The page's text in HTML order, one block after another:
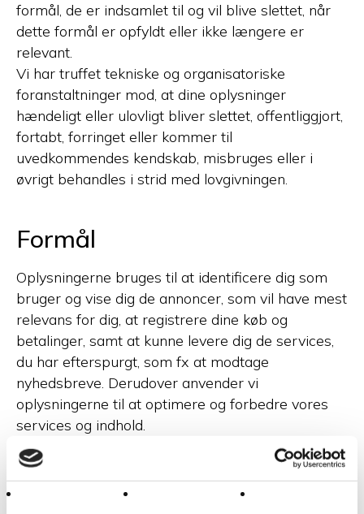
formål, de er indsamlet til og vil blive slettet, når
dette formål er opfyldt eller ikke længere er
relevant.
Vi har truffet tekniske og organisatoriske
foranstaltninger mod, at dine oplysninger
hændeligt eller ulovligt bliver slettet, offentliggjort,
fortabt, forringet eller kommer til
uvedkommendes kendskab, misbruges eller i
øvrigt behandles i strid med lovgivningen.
Formål
Oplysningerne bruges til at identificere dig som
bruger og vise dig de annoncer, som vil have mest
relevans for dig, at registrere dine køb og
betalinger, samt at kunne levere dig de services,
du har efterspurgt, som fx at modtage
nyhedsbreve. Derudover anvender vi
oplysningerne til at optimere og forbedre vores
services og indhold.
Periode for opbevaring